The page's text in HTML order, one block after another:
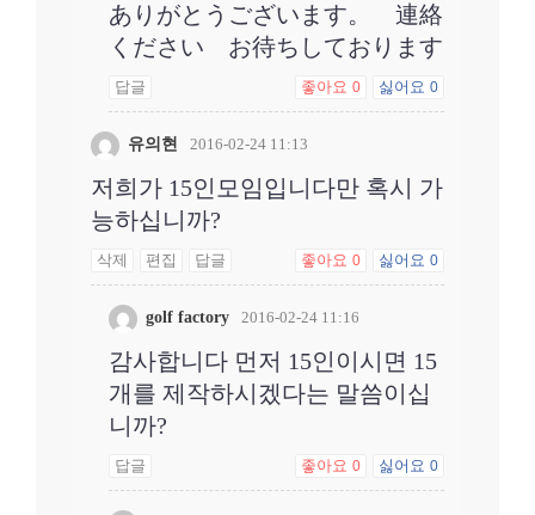
ありがとうございます。 連絡
ください お待ちしております
답글 좋아요0 싫어요0
유의현 2016-02-24 11:13
저희가 15인모임입니다만 혹시 가
능하십니까?
삭제 편집 답글 좋아요0 싫어요0
golf factory 2016-02-24 11:16
감사합니다 먼저 15인이시면 15
개를 제작하시겠다는 말씀이십
니까?
답글 좋아요0 싫어요0